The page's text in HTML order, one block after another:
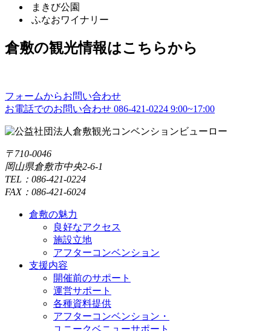
まきび公園
ふなおワイナリー
倉敷の観光情報はこちらから
フォームからお問い合わせ
お電話でのお問い合わせ 086-421-0224 9:00~17:00
〒710-0046
岡山県倉敷市中央2-6-1
TEL：086-421-0224
FAX：086-421-6024
倉敷の魅力
良好なアクセス
施設立地
アフターコンベンション
支援内容
開催前のサポート
運営サポート
各種資料提供
アフターコンベンション・